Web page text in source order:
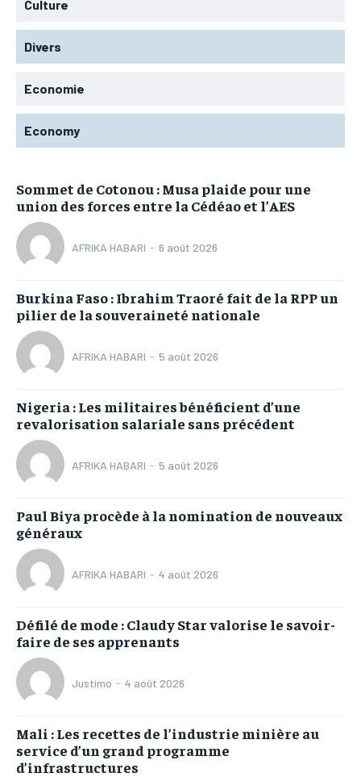
Culture
Divers
Economie
Economy
Sommet de Cotonou : Musa plaide pour une
union des forces entre la Cédéao et l’AES
AFRIKA HABARI - 6 août 2026
Burkina Faso : Ibrahim Traoré fait de la RPP un
pilier de la souveraineté nationale
AFRIKA HABARI - 5 août 2026
Nigeria : Les militaires bénéficient d’une
revalorisation salariale sans précédent
AFRIKA HABARI - 5 août 2026
Paul Biya procède à la nomination de nouveaux
généraux
AFRIKA HABARI - 4 août 2026
Défilé de mode : Claudy Star valorise le savoir-
faire de ses apprenants
Justimo - 4 août 2026
Mali : Les recettes de l’industrie minière au
service d’un grand programme
d’infrastructures